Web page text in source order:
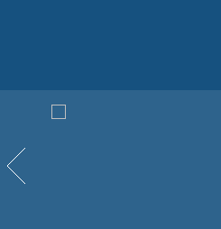
Назад
Партнёры